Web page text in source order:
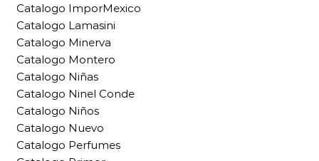
Catalogo ImporMexico
Catalogo Lamasini
Catalogo Minerva
Catalogo Montero
Catalogo Niñas
Catalogo Ninel Conde
Catalogo Niños
Catalogo Nuevo
Catalogo Perfumes